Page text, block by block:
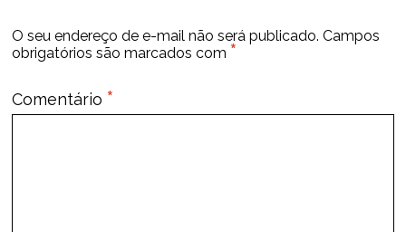
O seu endereço de e-mail não será publicado. Campos
obrigatórios são marcados com *
Comentário *